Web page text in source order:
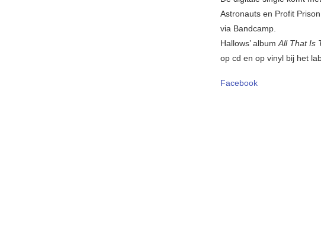
Astronauts en Profit
via Bandcamp.
Hallows’ albumAll That Is
op cd en op vinyl bij het
Facebook